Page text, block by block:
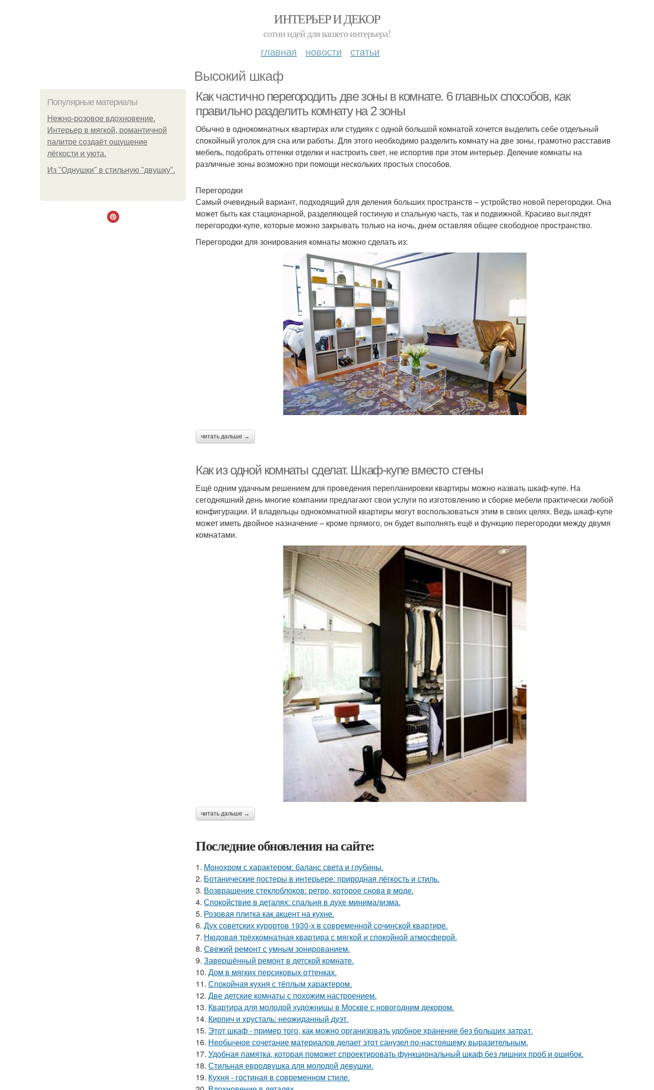
ИНТЕРЬЕР И ДЕКОР
сотни идей для вашего интерьера!
главная новости статьи
Высокий шкаф
Популярные материалы
Нежно-розовое вдохновение.
Интерьер в мягкой, романтичной
палитре создаёт ощущение
лёгкости и уюта.
Из "Однушки" в стильную "двушку".
Как частично перегородить две зоны в комнате. 6 главных способов, как
правильно разделить комнату на 2 зоны
Обычно в однокомнатных квартирах или студиях с одной большой комнатой хочется выделить себе отдельный
спокойный уголок для сна или работы. Для этого необходимо разделить комнату на две зоны, грамотно расставив
мебель, подобрать оттенки отделки и настроить свет, не испортив при этом интерьер. Деление комнаты на
различные зоны возможно при помощи нескольких простых способов.
Перегородки
Самый очевидный вариант, подходящий для деления больших пространств – устройство новой перегородки. Она
может быть как стационарной, разделяющей гостиную и спальную часть, так и подвижной. Красиво выглядят
перегородки-купе, которые можно закрывать только на ночь, днем оставляя общее свободное пространство.
Перегородки для зонирования комнаты можно сделать из:
читать дальше →
Как из одной комнаты сделат. Шкаф-купе вместо стены
Ещё одним удачным решением для проведения перепланировки квартиры можно назвать шкаф-купе. На
сегодняшний день многие компании предлагают свои услуги по изготовлению и сборке мебели практически любой
конфигурации. И владельцы однокомнатной квартиры могут воспользоваться этим в своих целях. Ведь шкаф-купе
может иметь двойное назначение – кроме прямого, он будет выполнять ещё и функцию перегородки между двумя
комнатами.
читать дальше →
Последние обновления на сайте:
1. Монохром с характером: баланс света и глубины.
2. Ботанические постеры в интерьере: природная лёгкость и стиль.
3. Возвращение стеклоблоков: ретро, которое снова в моде.
4. Спокойствие в деталях: спальня в духе минимализма.
5. Розовая плитка как акцент на кухне.
6. Дух советских курортов 1930-х в современной сочинской квартире.
7. Нюдовая трёхкомнатная квартира с мягкой и спокойной атмосферой.
8. Свежий ремонт с умным зонированием.
9. Завершённый ремонт в детской комнате.
10. Дом в мягких персиковых оттенках.
11. Спокойная кухня с тёплым характером.
12. Две детские комнаты с похожим настроением.
13. Квартира для молодой художницы в Москве с новогодним декором.
14. Кирпич и хрусталь: неожиданный дуэт.
15. Этот шкаф - пример того, как можно организовать удобное хранение без больших затрат.
16. Необычное сочетание материалов делает этот санузел по-настоящему выразительным.
17. Удобная памятка, которая поможет спроектировать функциональный шкаф без лишних проб и ошибок.
18. Стильная евродвушка для молодой девушки.
19. Кухня - гостиная в современном стиле.